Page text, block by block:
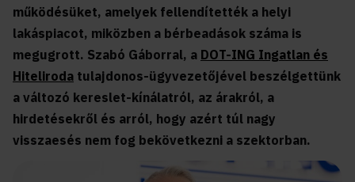
működésüket, amelyek fellendítették a helyi
lakáspiacot, miközben a bérbeadások száma is
megugrott. Szabó Gáborral, a DOT-ING Ingatlan és
Hiteliroda tulajdonos-ügyvezetőjével beszélgettünk
a változó kereslet-kínálatról, az árakról, a
hirdetésekről és arról, hogy azért túl nagy
visszaesés nem fog bekövetkezni a szektorban.